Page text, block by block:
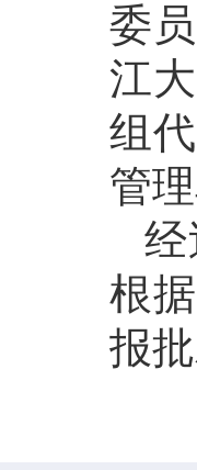
委
江
组
管
根
报批